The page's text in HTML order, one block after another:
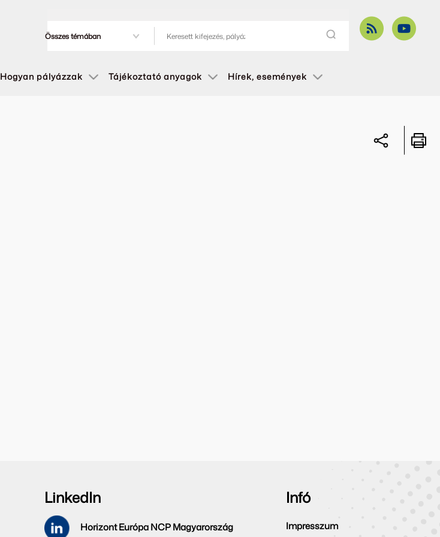
Hogyan pályázzak Tájékoztató anyagok Hírek, események
LinkedIn
Horizont Európa NCP Magyarország
Infó
Impresszum